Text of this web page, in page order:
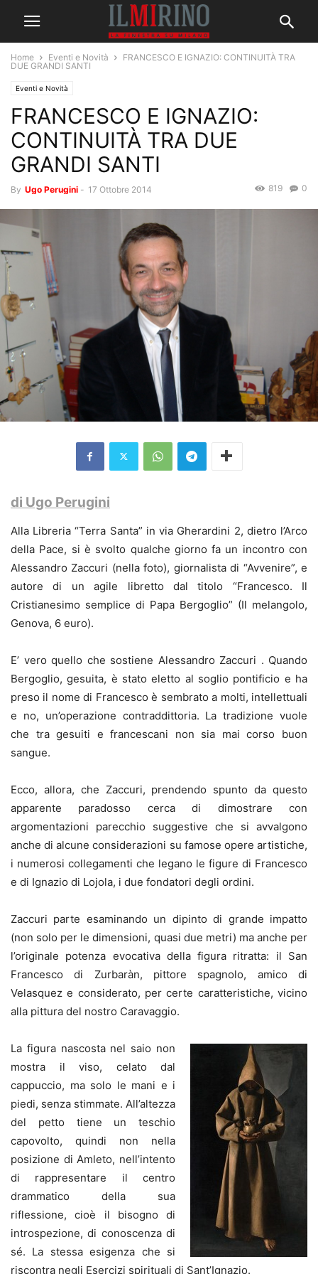
Home Eventi e Novità
FRANCESCO E IGNAZIO: CONTINUITÀ TRA
DUE GRANDI SANTI
Eventi e Novità
FRANCESCO E IGNAZIO:
CONTINUITÀ TRA DUE
GRANDI SANTI
By Ugo Perugini - 17 Ottobre 2014 0
819
di Ugo Perugini
Alla Libreria “Terra Santa” in via Gherardini 2, dietro l’Arco
della Pace, si è svolto qualche giorno fa un incontro con
Alessandro Zaccuri (nella foto), giornalista di “Avvenire”, e
autore di un agile libretto dal titolo “Francesco. Il
Cristianesimo semplice di Papa Bergoglio” (Il melangolo,
Genova, 6 euro).
E’ vero quello che sostiene Alessandro Zaccuri . Quando
Bergoglio, gesuita, è stato eletto al soglio pontificio e ha
preso il nome di Francesco è sembrato a molti, intellettuali
e no, un’operazione contraddittoria. La tradizione vuole
che tra gesuiti e francescani non sia mai corso buon
sangue.
Ecco, allora, che Zaccuri, prendendo spunto da questo
apparente paradosso cerca di dimostrare con
argomentazioni parecchio suggestive che si avvalgono
anche di alcune considerazioni su famose opere artistiche,
i numerosi collegamenti che legano le figure di Francesco
e di Ignazio di Lojola, i due fondatori degli ordini.
Zaccuri parte esaminando un dipinto di grande impatto
(non solo per le dimensioni, quasi due metri) ma anche per
l’originale potenza evocativa della figura ritratta: il San
Francesco di Zurbaràn, pittore spagnolo, amico di
Velasquez e considerato, per certe caratteristiche, vicino
alla pittura del nostro Caravaggio.
La figura nascosta nel saio non
mostra il viso, celato dal
cappuccio, ma solo le mani e i
piedi, senza stimmate. All’altezza
del petto tiene un teschio
capovolto, quindi non nella
posizione di Amleto, nell’intento
di rappresentare il centro
drammatico della sua
riflessione, cioè il bisogno di
introspezione, di conoscenza di
sé. La stessa esigenza che si
riscontra negli Esercizi spirituali di Sant’Ignazio.